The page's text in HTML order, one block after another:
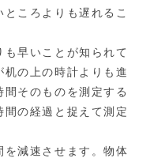
ころよりも遅れるこ
早いことが知られて
の上の時計よりも進
そのものを測定する
の経過と捉えて測定
減速させます。物体